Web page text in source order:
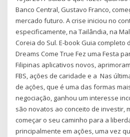
Banco Central, Gustavo Franco,
mercado futuro. A crise iniciou no
especificamente, na Tailândia, na
Coreia do Sul. E-book Guia
Dreams Come True Fez uma Festa
Filipinas aplicativos novos,
FBS, ações de caridade e a Nas
de ações, que é uma das formas
negociação, ganhou um interesse
são novatos ao conceito de investir,
começar o seu caminho para a
principalmente em ações, uma vez